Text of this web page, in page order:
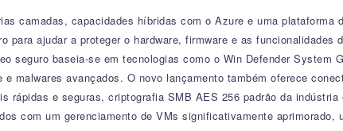
camadas, capacidades híbridas com o Azure e uma
para ajudar a proteger o hardware, firmware e as funcionalidades
seguro baseia-se em tecnologias como o Win Defender System
malwares avançados. O novo lançamento também oferece
rápidas e seguras, criptografia SMB AES 256 padrão da indústria
com um gerenciamento de VMs significativamente aprimorado,